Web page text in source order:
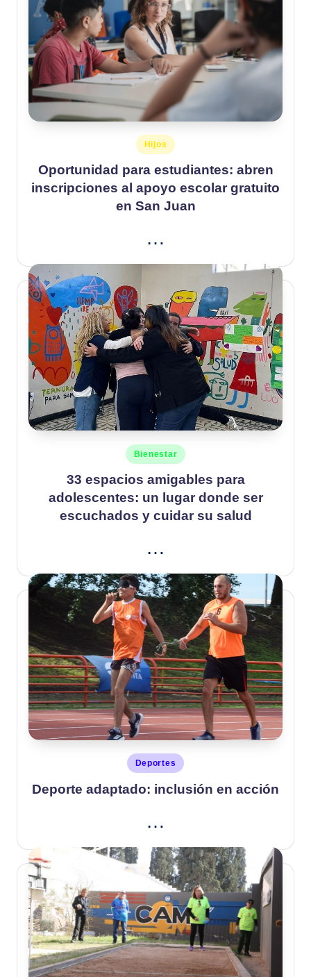
Publicado
en
Hijos
Oportunidad para estudiantes: abren
inscripciones al apoyo escolar gratuito
en San Juan
…
Publicado
en
Bienestar
33 espacios amigables para
adolescentes: un lugar donde ser
escuchados y cuidar su salud
…
Publicado
en
Deportes
Deporte adaptado: inclusión en acción
…